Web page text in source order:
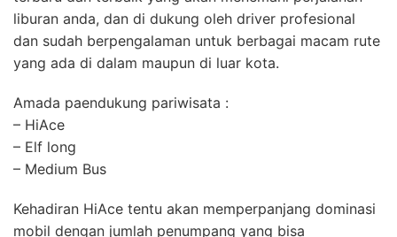
liburan anda, dan di dukung oleh driver profesional
dan sudah berpengalaman untuk berbagai macam rute
yang ada di dalam maupun di luar kota.
Amada paendukung pariwisata :
– HiAce
– Elf long
– Medium Bus
Kehadiran HiAce tentu akan memperpanjang dominasi
mobil dengan jumlah penumpang yang bisa